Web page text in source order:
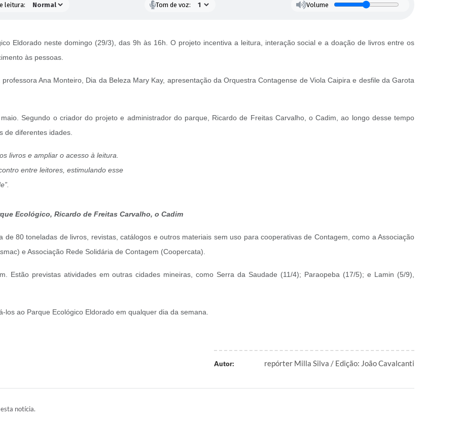
leitura: Tom de voz: Volume
Eldorado neste domingo (29/3), das 9h às 16h. O projeto incentiva a leitura, interação social e a doação de livros entre os
às pessoas.
Ana Monteiro, Dia da Beleza Mary Kay, apresentação da Orquestra Contagense de Viola Caipira e desfile da Garota
Segundo o criador do projeto e administrador do parque, Ricardo de Freitas Carvalho, o Cadim, ao longo desse tempo
de diferentes idades.
livros e ampliar o acesso à leitura.
entre leitores, estimulando esse
Ecológico, Ricardo de Freitas Carvalho, o Cadim
80 toneladas de livros, revistas, catálogos e outros materiais sem uso para cooperativas de Contagem, como a Associação
e Associação Rede Solidária de Contagem (Coopercata).
Estão previstas atividades em outras cidades mineiras, como Serra da Saudade (11/4); Paraopeba (17/5); e Lamin (5/9),
ao Parque Ecológico Eldorado em qualquer dia da semana.
Autor: repórter Milla Silva / Edição: João Cavalcanti
notícia.